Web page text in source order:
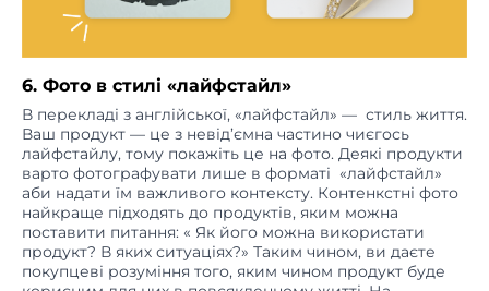
6. Фото в стилі «лайфстайл»
В перекладі з англійської, «лайфстайл» — стиль життя.
Ваш продукт — це з невід’ємна частино чиєгось
лайфстайлу, тому покажіть це на фото. Деякі продукти
варто фотографувати лише в форматі «лайфстайл»
аби надати їм важливого контексту. Контенкстні фото
найкраще підходять до продуктів, яким можна
поставити питання: « Як його можна використати
продукт? В яких ситуаціях?» Таким чином, ви даєте
покупцеві розуміння того, яким чином продукт буде
корисним для них в повсякденному житті. На
прикладі можна побачити великого надувного